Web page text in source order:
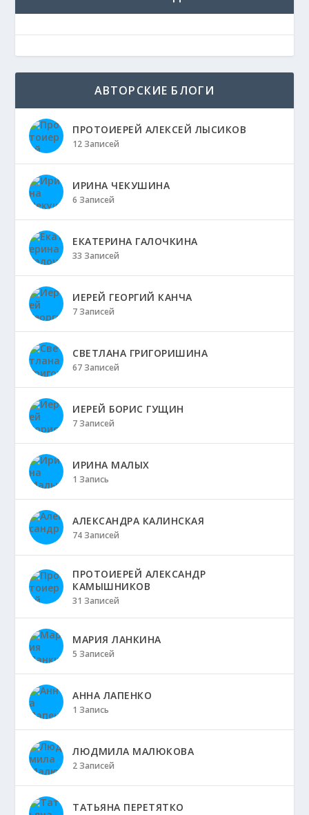
АВТОРСКИЕ БЛОГИ
ПРОТОИЕРЕЙ АЛЕКСЕЙ ЛЫСИКОВ
12 Записей
ИРИНА ЧЕКУШИНА
6 Записей
ЕКАТЕРИНА ГАЛОЧКИНА
33 Записей
ИЕРЕЙ ГЕОРГИЙ КАНЧА
7 Записей
СВЕТЛАНА ГРИГОРИШИНА
67 Записей
ИЕРЕЙ БОРИС ГУЩИН
7 Записей
ИРИНА МАЛЫХ
1 Запись
АЛЕКСАНДРА КАЛИНСКАЯ
74 Записей
ПРОТОИЕРЕЙ АЛЕКСАНДР
КАМЫШНИКОВ
31 Записей
МАРИЯ ЛАНКИНА
5 Записей
АННА ЛАПЕНКО
1 Запись
ЛЮДМИЛА МАЛЮКОВА
2 Записей
ТАТЬЯНА ПЕРЕТЯТКО